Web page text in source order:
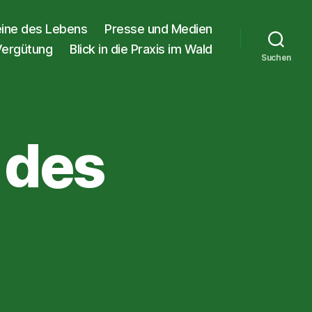
des Lebens
Presse und Medien
Blick in die Praxis im Wald
Suchen